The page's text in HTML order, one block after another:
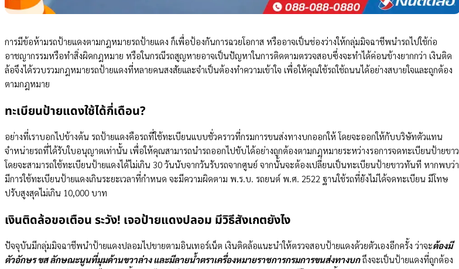
การมีข้อห้ามรถป้ายแดงตามกฎหมายรถป้ายแดง ก็เพื่อป้องกันการฉวยโอกาส หรืออาจเป็นช่องว่างให้กลุ่มมิจฉาชีพนำรถไปใช้ก่อ
อาชญากรรมหรือทำสิ่งผิดกฎหมาย หรือในกรณีรถสูญหายอาจเป็นปัญหาในการติดตามตรวจสอบซึ่งจะทำได้ค่อนข้างยากกว่า เงินติด
ล้อจึงได้รวบรวมกฎหมายรถป้ายแดงที่หลายคนสงสัยและจำเป็นต้องทำความเข้าใจ เพื่อให้คุณใช้รถใช้ถนนได้อย่างสบายใจและถูกต้อง
ตามกฎหมาย
ทะเบียนป้ายแดงใช้ได้กี่เดือน?
อย่างที่เราบอกไปข้างต้น รถป้ายแดงคือรถที่ใช้ทะเบียนแบบชั่วคราวที่กรมการขนส่งทางบกออกให้ โดยจะออกให้กับบริษัทตัวแทน
จำหน่ายรถที่ได้รับใบอนุญาตเท่านั้น เพื่อให้คุณสามารถนำรถออกไปขับได้อย่างถูกต้องตามกฎหมายระหว่างรอการจดทะเบียนป้ายขาว
โดยจะสามารถใช้ทะเบียนป้ายแดงได้ไม่เกิน 30 วันนับจากวันรับรถจากศูนย์ จากนั้นจะต้องเปลี่ยนเป็นทะเบียนป้ายขาวทันที หากพบว่า
มีการใช้ทะเบียนป้ายแดงเกินระยะเวลาที่กำหนด จะมีความผิดตาม พ.ร.บ. รถยนต์ พ.ศ. 2522 ฐานใช้รถที่ยังไม่ได้จดทะเบียน มีโทษ
ปรับสูงสุดไม่เกิน 10,000 บาท
เงินติดล้อขอเตือน ระวัง! เจอป้ายแดงปลอม มีวิธีสังเกตยังไง
ปัจจุบันมีกลุ่มมิจฉาชีพนำป้ายแดงปลอมไปขายตามอินเทอร์เน็ต เงินติดล้อแนะนำให้ตรวจสอบป้ายแดงด้วยตัวเองอีกครั้ง ว่าจะต้องมี
ตัวอักษร ขส ลักษณะนูนที่มุมด้านขวาล่าง และมีลายน้ำตราเครื่องหมายราชการกรมการขนส่งทางบกถึงจะเป็นป้ายแดงที่ถูกต้อง